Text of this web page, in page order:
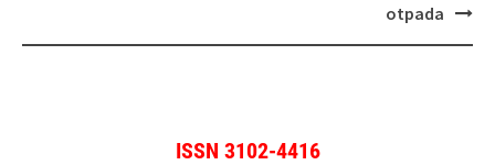
otpada
ISSN 3102-4416